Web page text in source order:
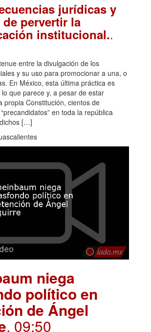
jurídicas y
pervertir la
institucional..
entre la divulgación de los
y su uso para promocionar a una, o
En México, esta última práctica es
que parece y, a pesar de estar
propia Constitución, cientos de
en toda la república
[…]
niega
político en
de Ángel
. 09:50